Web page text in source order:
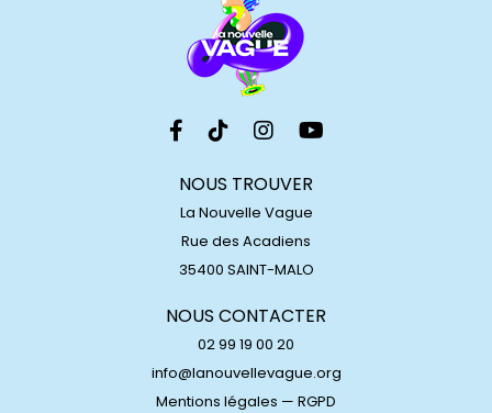
NOUS TROUVER
La Nouvelle Vague
Rue des Acadiens
35400 SAINT-MALO
NOUS CONTACTER
02 99 19 00 20
info@lanouvellevague.org
Mentions légales — RGPD